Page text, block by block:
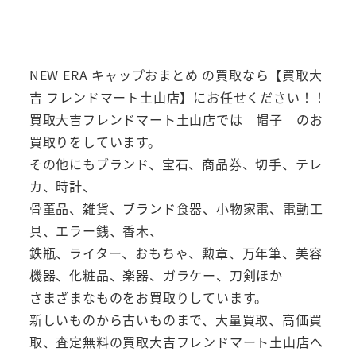
NEW ERA キャップおまとめ の買取なら【買取大
吉 フレンドマート土山店】にお任せください！！
買取大吉フレンドマート土山店では 帽子 のお
買取りをしています。
その他にもブランド、宝石、商品券、切手、テレ
カ、時計、
骨董品、雑貨、ブランド食器、小物家電、電動工
具、エラー銭、香木、
鉄瓶、ライター、おもちゃ、勲章、万年筆、美容
機器、化粧品、楽器、ガラケー、刀剣ほか
さまざまなものをお買取りしています。
新しいものから古いものまで、大量買取、高価買
取、査定無料の買取大吉フレンドマート土山店へ